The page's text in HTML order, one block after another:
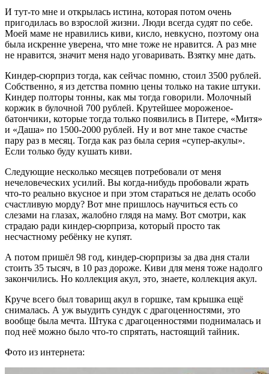
И тут-то мне и открылась истина, которая потом очень
пригодилась во взрослой жизни. Люди всегда судят по себе.
Моей маме не нравились киви, кисло, невкусно, поэтому она
была искренне уверена, что мне тоже не нравится. А раз мне
не нравится, значит меня надо уговаривать. Взятку мне дать.
Киндер-сюрприз тогда, как сейчас помню, стоил 3500 рублей.
Собственно, я из детства помню цены только на такие штуки.
Киндер полторы тонны, как мы тогда говорили. Молочный
коржик в булочной 700 рублей. Крутейшее мороженое-
батончики, которые тогда только появились в Питере, «Митя»
и «Даша» по 1500-2000 рублей. Ну и вот мне такое счастье
пару раз в месяц. Тогда как раз была серия «супер-акулы».
Если только буду кушать киви.
Следующие несколько месяцев потребовали от меня
нечеловеческих усилий. Вы когда-нибудь пробовали жрать
что-то реально вкусное и при этом стараться не делать особо
счастливую морду? Вот мне пришлось научиться есть со
слезами на глазах, жалобно глядя на маму. Вот смотри, как
страдаю ради киндер-сюрприза, который просто так
несчастному ребёнку не купят.
А потом пришёл 98 год, киндер-сюрпризы за два дня стали
стоить 35 тысяч, в 10 раз дороже. Киви для меня тоже надолго
закончились. Но коллекция акул, это, знаете, коллекция акул.
Круче всего был товарищ акул в горшке, там крышка ещё
снималась. А уж выудить сундук с драгоценностями, это
вообще была мечта. Штука с драгоценностями поднималась и
под неё можно было что-то спрятать, настоящий тайник.
Фото из интернета: